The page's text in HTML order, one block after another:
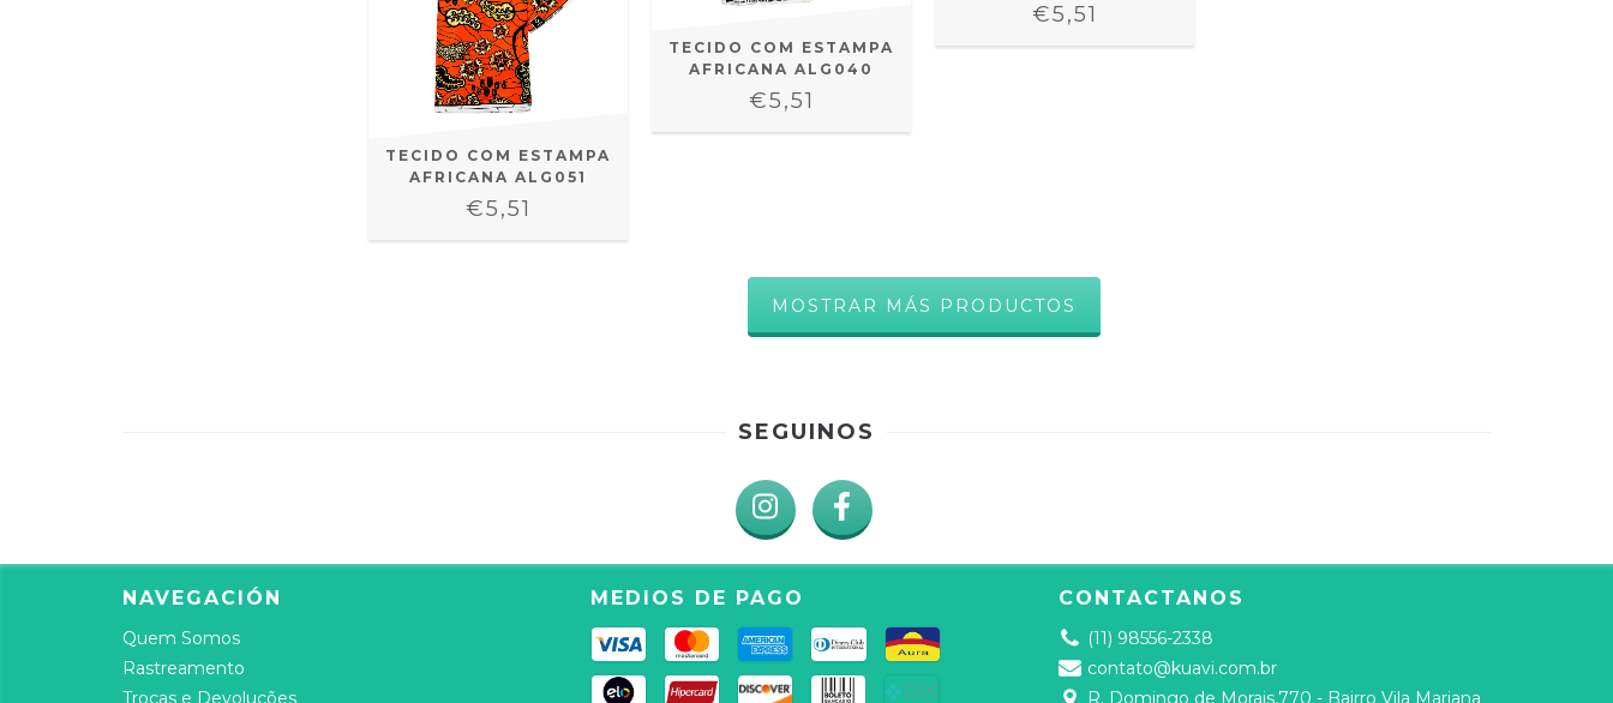
TECIDO COM ESTAMPA
AFRICANA ALG051
€5,51
TECIDO COM ESTAMPA
AFRICANA ALG040
€5,51
€5,51
MOSTRAR MÁS PRODUCTOS
SEGUINOS
NAVEGACIÓN
Quem Somos
Rastreamento
Trocas e Devoluções
MEDIOS DE PAGO CONTACTANOS
(11) 98556-2338
contato@kuavi.com.br
R. Domingo de Morais,770 - Bairro Vila Mariana